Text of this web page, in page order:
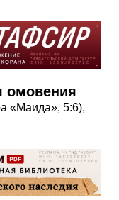
омовения
«Маида», 5:6),